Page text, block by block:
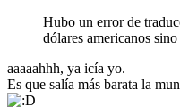
Hubo un error de
dólares americanos
aaaaahhh, ya icía yo.
Es que salía más barata la